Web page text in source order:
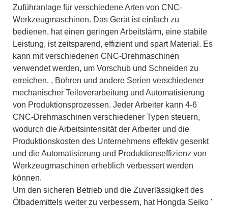
Zuführanlage für verschiedene Arten von CNC-
Werkzeugmaschinen. Das Gerät ist einfach zu
bedienen, hat einen geringen Arbeitslärm, eine stabile
Leistung, ist zeitsparend, effizient und spart Material. Es
kann mit verschiedenen CNC-Drehmaschinen
verwendet werden, um Vorschub und Schneiden zu
erreichen. , Bohren und andere Serien verschiedener
mechanischer Teileverarbeitung und Automatisierung
von Produktionsprozessen. Jeder Arbeiter kann 4-6
CNC-Drehmaschinen verschiedener Typen steuern,
wodurch die Arbeitsintensität der Arbeiter und die
Produktionskosten des Unternehmens effektiv gesenkt
und die Automatisierung und Produktionseffizienz von
Werkzeugmaschinen erheblich verbessert werden
können.
Um den sicheren Betrieb und die Zuverlässigkeit des
Ölbademittels weiter zu verbessern, hat Hongda Seiko '